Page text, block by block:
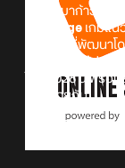
เตรียมมาก้าวเข้า
Rampage เกมแน
Bringer ที่พัฒนาโ
ล่าสุดนั้นก็ได้ประ
ในปี 2026 นี้ พร้
เต็ม ด้วยกัน
Form